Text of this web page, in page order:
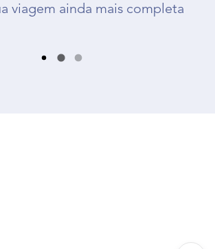
viagem ainda mais completa